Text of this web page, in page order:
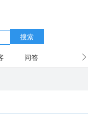
搜索
问答